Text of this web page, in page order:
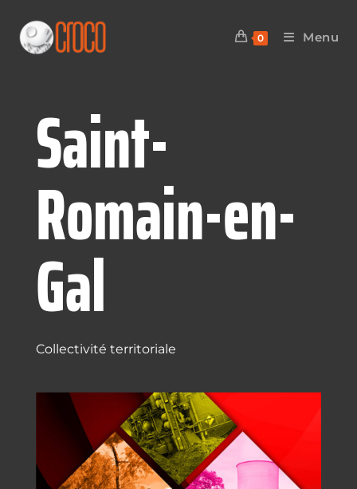
0 Menu
Saint-
Romain-en-
Gal
Collectivité territoriale